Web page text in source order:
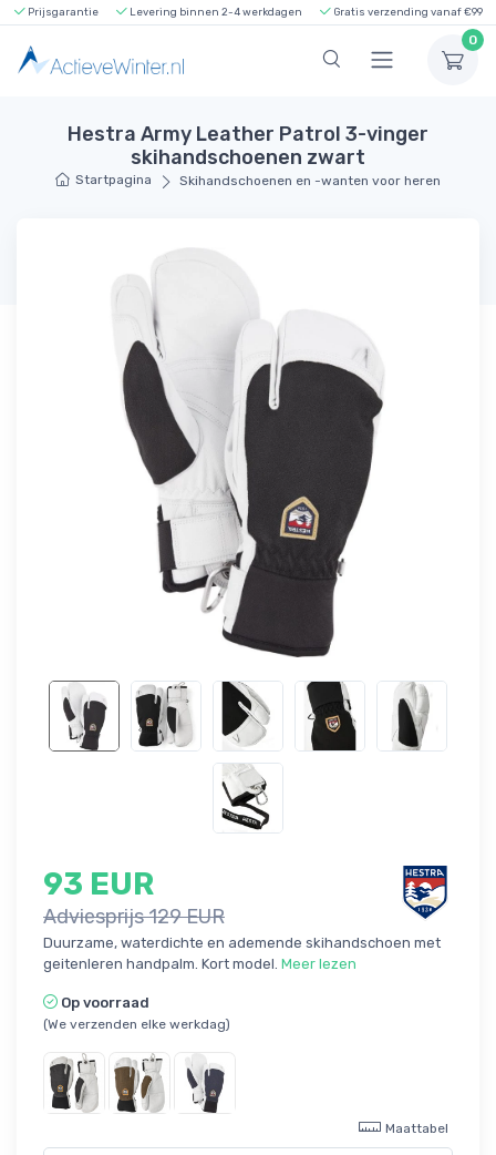
Prijsgarantie Levering binnen 2-4 werkdagen Gratis verzending vanaf €99
0
Hestra Army Leather Patrol 3-vinger
skihandschoenen zwart
Startpagina Skihandschoenen en -wanten voor heren
93 EUR
Adviesprijs 129 EUR
Duurzame, waterdichte en ademende skihandschoen met
geitenleren handpalm. Kort model. Meer lezen
Op voorraad
(We verzenden elke werkdag)
Maattabel